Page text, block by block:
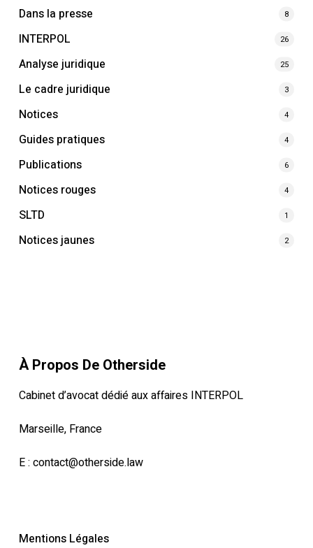
Dans la presse 8
INTERPOL 26
Analyse juridique 25
Le cadre juridique 3
Notices 4
Guides pratiques 4
Publications 6
Notices rouges 4
SLTD 1
Notices jaunes 2
À Propos De Otherside
Cabinet d’avocat dédié aux affaires INTERPOL
Marseille, France
E : contact@otherside.law
Mentions Légales